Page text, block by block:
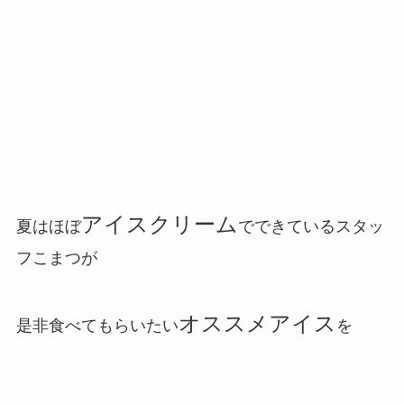
夏はほぼアイスクリーム でできているスタッ
フこまつが
是非食べてもらいたいオススメアイス を